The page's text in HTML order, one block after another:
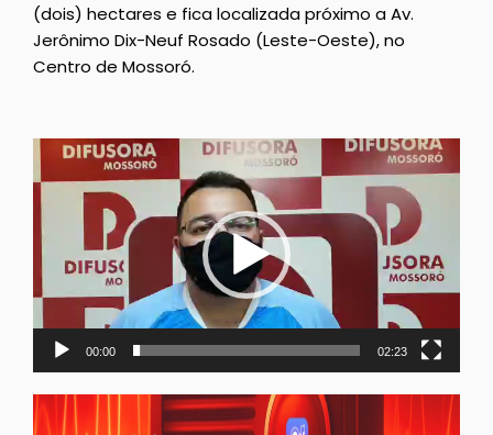
(dois) hectares e fica localizada próximo a Av.
Jerônimo Dix-Neuf Rosado (Leste-Oeste), no
Centro de Mossoró.
Tocador
de
vídeo
00:00 02:23